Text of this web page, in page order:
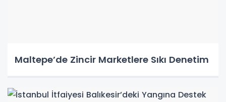
Maltepe’de Zincir Marketlere Sıkı Denetim